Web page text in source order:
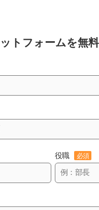
トフォームを無
役職 必須